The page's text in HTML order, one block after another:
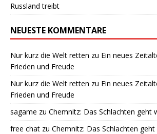
Russland treibt
NEUESTE KOMMENTARE
Nur kurz die Welt retten zu Ein neues
Frieden und Freude
Nur kurz die Welt retten zu Ein neues
Frieden und Freude
sagame zu Chemnitz: Das Schlachten geht
free chat zu Chemnitz: Das Schlachten geht